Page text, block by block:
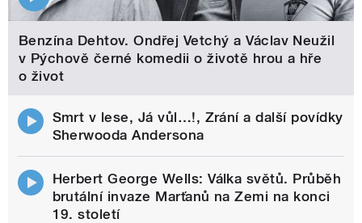
Benzína Dehtov. Ondřej Vetchý a Václav Neužil
v Pýchově černé komedii o životě hrou a hře
o život
Smrt v lese, Já vůl…!, Zrání a další povídky
Sherwooda Andersona
Herbert George Wells: Válka světů. Průběh
brutální invaze Marťanů na Zemi na konci
19. století